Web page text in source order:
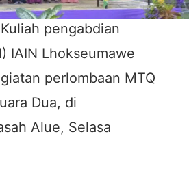
pengabdian
IAIN Lhokseumawe
perlombaan MTQ
Dua, di
Alue, Selasa